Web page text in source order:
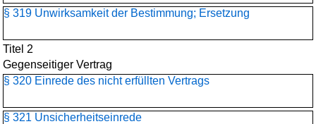
§ 319 Unwirksamkeit der Bestimmung; Ersetzung
Titel 2
Gegenseitiger Vertrag
§ 320 Einrede des nicht erfüllten Vertrags
§ 321 Unsicherheitseinrede